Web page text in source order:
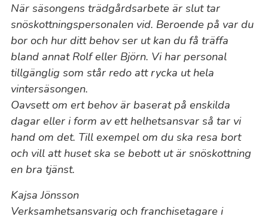
När säsongens trädgårdsarbete är slut tar
snöskottningspersonalen vid. Beroende på var du
bor och hur ditt behov ser ut kan du få träffa
bland annat Rolf eller Björn. Vi har personal
tillgänglig som står redo att rycka ut hela
vintersäsongen.
Oavsett om ert behov är baserat på enskilda
dagar eller i form av ett helhetsansvar så tar vi
hand om det. Till exempel om du ska resa bort
och vill att huset ska se bebott ut är snöskottning
en bra tjänst.
Kajsa Jönsson
Verksamhetsansvarig och franchisetagare i